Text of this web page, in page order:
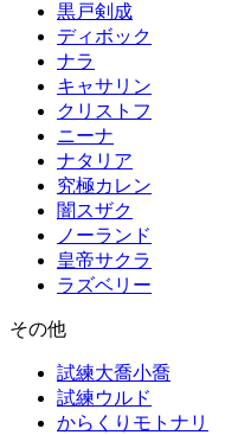
黒戸剣成
ディボック
ナラ
キャサリン
クリストフ
ニーナ
ナタリア
究極カレン
闇スザク
ノーランド
皇帝サクラ
ラズベリー
その他
試練大喬小喬
試練ウルド
からくりモトナリ